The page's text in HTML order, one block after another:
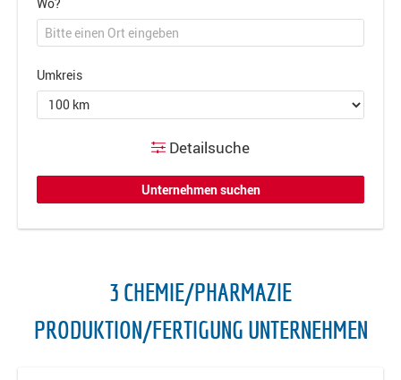
Umkreis
Detailsuche
3 CHEMIE/PHARMAZIE
PRODUKTION/FERTIGUNG UNTERNEHMEN